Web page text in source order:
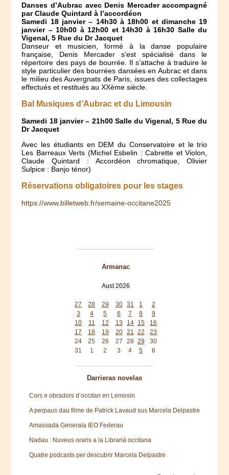
Danses d’Aubrac avec Denis Mercader accompagné
par Claude Quintard à l’accordéon
Samedi 18 janvier – 14h30 à 18h00 et dimanche 19
janvier – 10h00 à 12h00 et 14h30 à 16h30 Salle du
Vigenal, 5 Rue du Dr Jacquet
Danseur et musicien, formé à la danse populaire
française, Denis Mercader s’est spécialisé dans le
répertoire des pays de bourrée. Il s’attache à traduire le
style particulier des bourrées dansées en Aubrac et dans
le milieu des Auvergnats de Paris, issues des collectages
effectués et restitués au XXème siècle.
Bal Musiques d’Aubrac et du Limousin
Samedi 18 janvier – 21h00 Salle du Vigenal, 5 Rue du
Dr Jacquet
Avec les étudiants en DEM du Conservatoire et le trio
Les Barreaux Verts (Michel Esbelin : Cabrette et Violon,
Claude Quintard : Accordéon chromatique, Olivier
Sulpice : Banjo ténor)
Réservations obligatoires pour les stages
https://www.billetweb.fr/semaine-occitane2025
Armanac
Aust 2026
27
28 29 30 31 1
2
3
4 5 6 7 8
9
10
11 12 13 14 15
16
17
18 19 20 21 22
23
24
25 26 27 28 29
30
31
1 2 3 4 5 6
Darrieras novelas
Cors e obradors d’occitan en Lemosin
A perpaus dau filme de Patrick Lavaud sus Marcela Delpastre
Amassada Generala IEO Federau
Nadau : Nuveus oraris a la Librariá occitana
Quatre podcasts per descubrir Marcela Delpastre